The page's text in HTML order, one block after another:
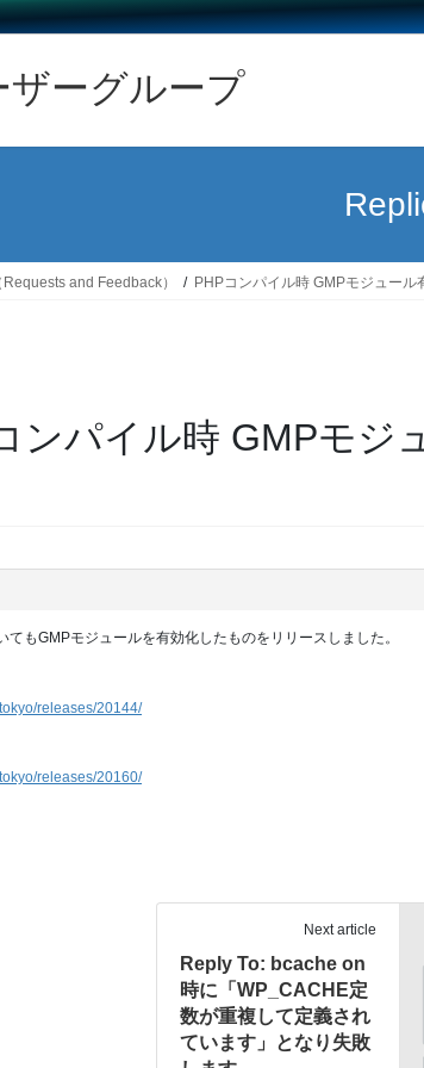
ザーグループ
and Feedback） PHPコンパイル時 GMPモジュール
ンパイル時 GMPモジ
てもGMPモジュールを有効化したものをリリースしました。
releases/20144/
releases/20160/
Next article
Reply To: bcache on
時に「WP_CACHE定
数が重複して定義され
ています」となり失敗